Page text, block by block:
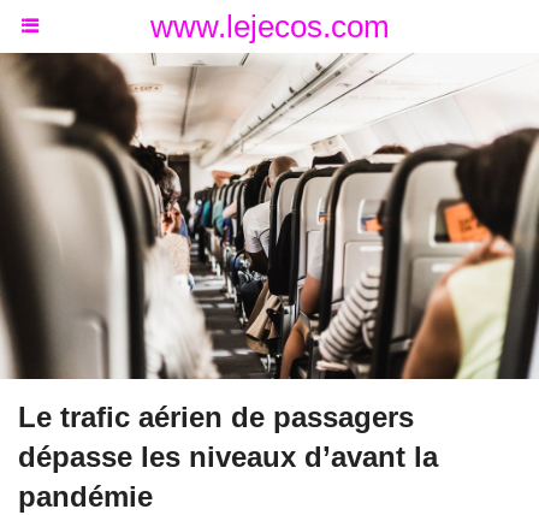
www.lejecos.com
Le trafic aérien de passagers
dépasse les niveaux d’avant la
pandémie